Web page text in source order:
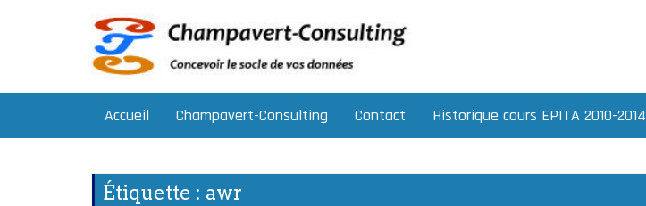
Accueil Champavert-Consulting Contact Historique cours EPITA 2010-2014
Étiquette : awr